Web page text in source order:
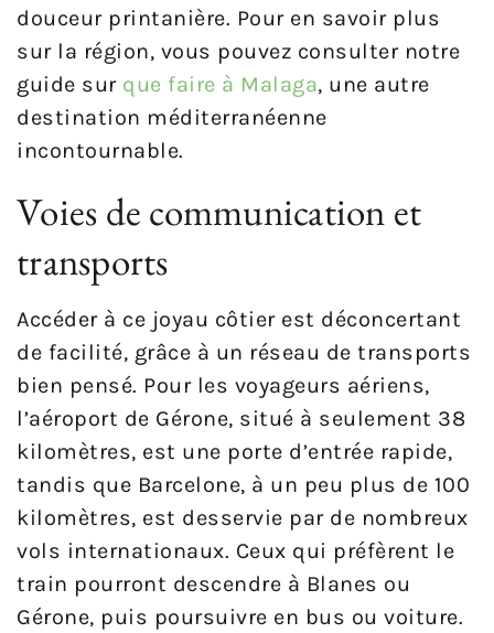
douceur printanière. Pour en savoir plus
sur la région, vous pouvez consulter notre
guide sur que faire à Malaga, une autre
destination méditerranéenne
incontournable.
Voies de communication et
transports
Accéder à ce joyau côtier est déconcertant
de facilité, grâce à un réseau de transports
bien pensé. Pour les voyageurs aériens,
l’aéroport de Gérone, situé à seulement 38
kilomètres, est une porte d’entrée rapide,
tandis que Barcelone, à un peu plus de 100
kilomètres, est desservie par de nombreux
vols internationaux. Ceux qui préfèrent le
train pourront descendre à Blanes ou
Gérone, puis poursuivre en bus ou voiture.